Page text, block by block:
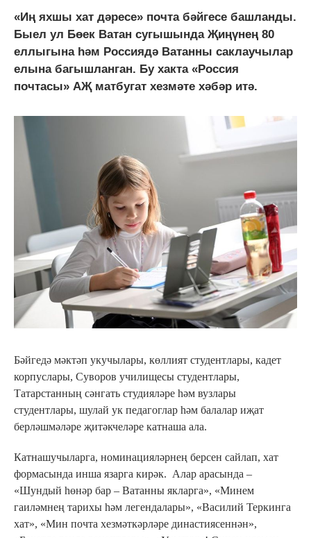
«Иң яхшы хат дәресе» почта бәйгесе башланды.
Быел ул Бөек Ватан сугышында Җиңүнең 80
еллыгына һәм Россиядә Ватанны саклаучылар
елына багышланган. Бу хакта «Россия
почтасы» АҖ матбугат хезмәте хәбәр итә.
Бәйгедә мәктәп укучылары, көллият студентлары, кадет
корпуслары, Суворов училищесы студентлары,
Татарстанның сәнгать студияләре һәм вузлары
студентлары, шулай ук педагоглар һәм балалар иҗат
берләшмәләре җитәкчеләре катнаша ала.
Катнашучыларга, номинацияләрнең берсен сайлап, хат
формасында инша язарга кирәк. Алар арасында –
«Шундый һөнәр бар – Ватанны якларга», «Минем
гаиләмнең тарихы һәм легендалары», «Василий Теркинга
хат», «Мин почта хезмәткәрләре династиясеннән»,